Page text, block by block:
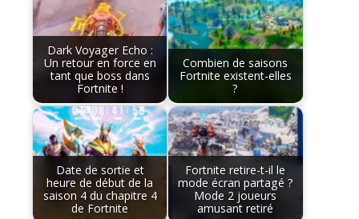
Dark Voyager Echo :
Un retour en force en
tant que boss dans
Fortnite !
Combien de saisons
Fortnite existent-elles
?
Date de sortie et
heure de début de la
saison 4 du chapitre 4
de Fortnite
Fortnite retire-t-il le
mode écran partagé ?
Mode 2 joueurs
amusant retiré